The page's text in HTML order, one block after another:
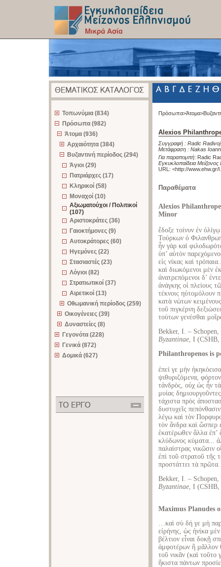
Τοπωνύμια (834)
Πρόσωπα (982)
Άτομα (936)
Αρχαιότητα (384)
Βυζαντινή περίοδος (294)
Άγιοι (29)
Πατριάρχες (17)
Κληρικοί (58)
Μοναχοί (10)
Αξιωματούχοι / Πολιτικοί
(107)
Αριστοκράτες (36)
Γαιοκτήμονες (9)
Αυτοκράτορες (60)
Ηγεμόνες (22)
Στασιαστές (23)
Λόγιοι (82)
Στρατιωτικοί (37)
Αιρετικοί (13)
Οθωμανική περίοδος (259)
Οικογένειες (39)
Δυναστείες (8)
Γεγονότα (228)
Γενικά (872)
Δομικά (627)
Πρόσωπα>Άτομα>
Alexios
Συγγραφή : Radic Radivoj
Μετάφραση : Nakas
Για παραπομπή: Radic
Εγκυκλοπαίδεια
URL: <http://www.ehw.gr/
Παραθέματα
Alexios
Minor
ἔδοξε τοίνυν ἐν
Τούρκων ὁ
ἦν γὰρ καὶ
ὑπ’ αὐτὸν
εἰς νίκας καὶ
καὶ διωκόμενοι μὲν
ἀνατρεπόμενοι δ’
ἀνάγκης οἱ πλείους
τέκνοις ηὐτομόλουν
κατὰ νώτων
τοῦ πιγκέρνη
τούτων γενέσθαι
Bekker, I. –
Byzantinae, I (CSHB,
Philanthropenos is
ἐπεί γε μὴν
ψιθυριζόμενα,
τἀνδρὸς, οὐχ ὡς ἦν
μυίας
τάχιστα πρὸς
δυστυχεῖς
λέγω καὶ τὸν
τὸν ἄνδρα καὶ ὥσπερ
ἑκατέρωθεν ἄλλα ἐπ’
κλύδωνος κύματα...
παλαίστρας νικῶσιν
ἐπὶ τοῦ στρατοῦ τῆς
προστάττει τὰ πρῶτα.
Bekker, I. –
Byzantinae, I (CSHB,
Maximus Planudes
…καὶ σὺ δή γε μὴ
εἰρήνης, ὡς ἡνίκα
βέλτιον εἶναι δοκῇ
ἀμφοτέρων ἢ μᾶλλον
τοῦ νικᾶν (καὶ
ἥκιστα πάντων